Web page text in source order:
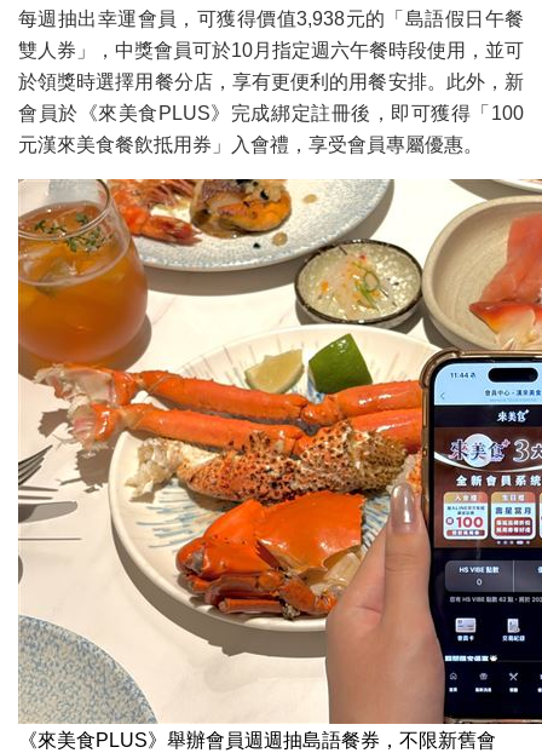
每週抽出幸運會員，可獲得價值3,938元的「島語假日午餐
雙人券」，中獎會員可於10月指定週六午餐時段使用，並可
於領獎時選擇用餐分店，享有更便利的用餐安排。此外，新
會員於《來美食PLUS》完成綁定註冊後，即可獲得「100
元漢來美食餐飲抵用券」入會禮，享受會員專屬優惠。
《來美食PLUS》舉辦會員週週抽島語餐券，不限新舊會